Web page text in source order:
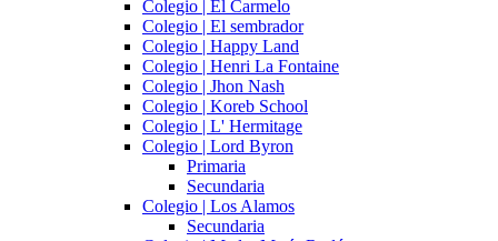
Colegio | El Carmelo
Colegio | El sembrador
Colegio | Happy Land
Colegio | Henri La Fontaine
Colegio | Jhon Nash
Colegio | Koreb School
Colegio | L' Hermitage
Colegio | Lord Byron
Primaria
Secundaria
Colegio | Los Alamos
Secundaria